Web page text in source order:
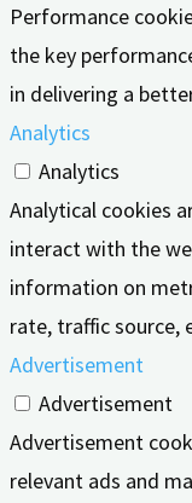
Performance
the key
in delivering a
Analytics
Analytics
Analytical cookies
interact with the
information on
rate, traffic source,
Advertisement
Advertisement
Advertisement
relevant ads and